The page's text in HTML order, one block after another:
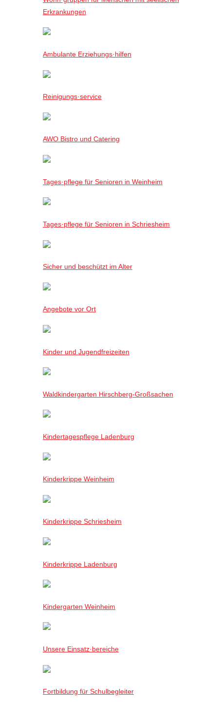
Erkrankungen
Ambulante Erziehungs·hilfen
Reinigungs·service
AWO Bistro und Catering
Tages·pflege für Senioren in Weinheim
Tages·pflege für Senioren in Schriesheim
Sicher und beschützt im Alter
Angebote vor Ort
Kinder und Jugendfreizeiten
Waldkindergarten Hirschberg-Großsachen
Kindertagespflege Ladenburg
Kinderkrippe Weinheim
Kinderkrippe Schriesheim
Kinderkrippe Ladenburg
Kindergarten Weinheim
Unsere Einsatz·bereiche
Fortbildung für Schulbegleiter